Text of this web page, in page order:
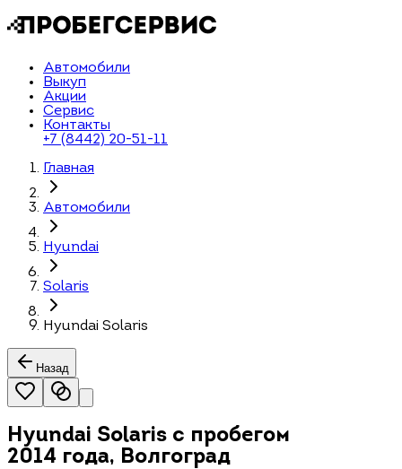
Автомобили
Выкуп
Акции
Сервис
Контакты
+7 (8442) 20-51-11
Главная
Автомобили
Hyundai
Solaris
Hyundai Solaris
Назад
Hyundai Solaris с пробегом
2014 года, Волгоград